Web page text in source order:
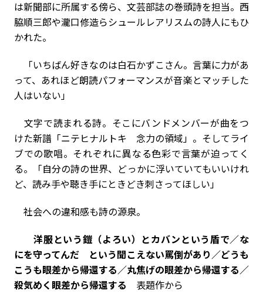
は新聞部に所属する傍ら、文芸部誌の巻頭詩を担当。西
脇順三郎や瀧口修造らシュールレアリスムの詩人にもひ
かれた。
「いちばん好きなのは白石かずこさん。言葉に力があ
って、あれほど朗読パフォーマンスが音楽とマッチした
人はいない」
文字で読まれる詩。そこにバンドメンバーが曲をつ
けた新譜「ニテヒナルトキ 念力の領域」。そしてライ
ブでの歌唱。それぞれに異なる色彩で言葉が迫ってく
る。「自分の詩の世界、どっかに浮いていてもいいけれ
ど、読み手や聴き手にときどき刺さってほしい」
社会への違和感も詩の源泉。
洋服という鎧（よろい）とカバンという盾で／な
にを守ってんだ という聞こえない罵倒があり／どうも
こうも眼差から帰還する／丸焦げの眼差から帰還する／
殺気めく眼差から帰還する 表題作から